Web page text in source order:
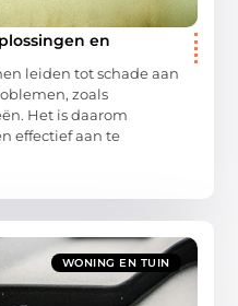
en
leiden tot schade aan
zoals
Het is daarom
effectief aan te
WONING EN TUIN